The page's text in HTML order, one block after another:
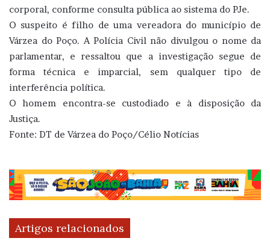
corporal, conforme consulta pública ao sistema do PJe.
O suspeito é filho de uma vereadora do município de
Várzea do Poço. A Polícia Civil não divulgou o nome da
parlamentar, e ressaltou que a investigação segue de
forma técnica e imparcial, sem qualquer tipo de
interferência política.
O homem encontra-se custodiado e à disposição da
Justiça.
Fonte: DT de Várzea do Poço/Célio Notícias
Artigos relacionados